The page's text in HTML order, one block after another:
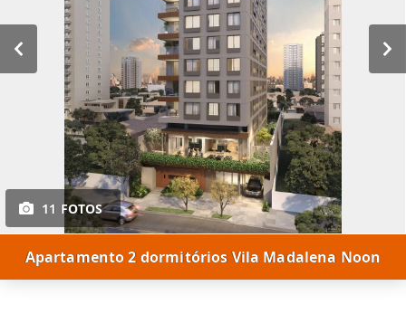
11 FOTOS
Apartamento 2 dormitórios Vila Madalena Noon